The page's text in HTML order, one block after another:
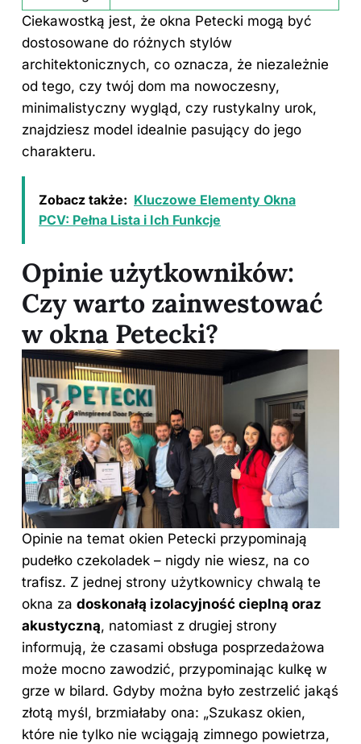
Ciekawostką jest, że okna Petecki mogą być
dostosowane do różnych stylów
architektonicznych, co oznacza, że niezależnie
od tego, czy twój dom ma nowoczesny,
minimalistyczny wygląd, czy rustykalny urok,
znajdziesz model idealnie pasujący do jego
charakteru.
Zobacz także: Kluczowe Elementy Okna
PCV: Pełna Lista i Ich Funkcje
Opinie użytkowników:
Czy warto zainwestować
w okna Petecki?
Opinie na temat okien Petecki przypominają
pudełko czekoladek – nigdy nie wiesz, na co
trafisz. Z jednej strony użytkownicy chwalą te
okna za doskonałą izolacyjność cieplną oraz
akustyczną, natomiast z drugiej strony
informują, że czasami obsługa posprzedażowa
może mocno zawodzić, przypominając kulkę w
grze w bilard. Gdyby można było zestrzelić jakąś
złotą myśl, brzmiałaby ona: „Szukasz okien,
które nie tylko nie wciągają zimnego powietrza,